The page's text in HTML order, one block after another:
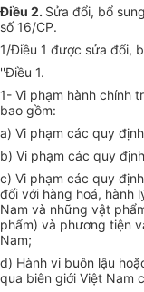
Điều 2. Sửa đổi, bổ
số 16/CP.
1/Điều 1 được sửa đổi,
''Điều 1.
1- Vi phạm hành chính
bao gồm:
a) Vi phạm các quy
b) Vi phạm các quy
c) Vi phạm các quy
đối với hàng hoá, hành
Nam và những vật
phẩm) và phương tiện
Nam;
d) Hành vi buôn lậu
qua biên giới Việt Nam